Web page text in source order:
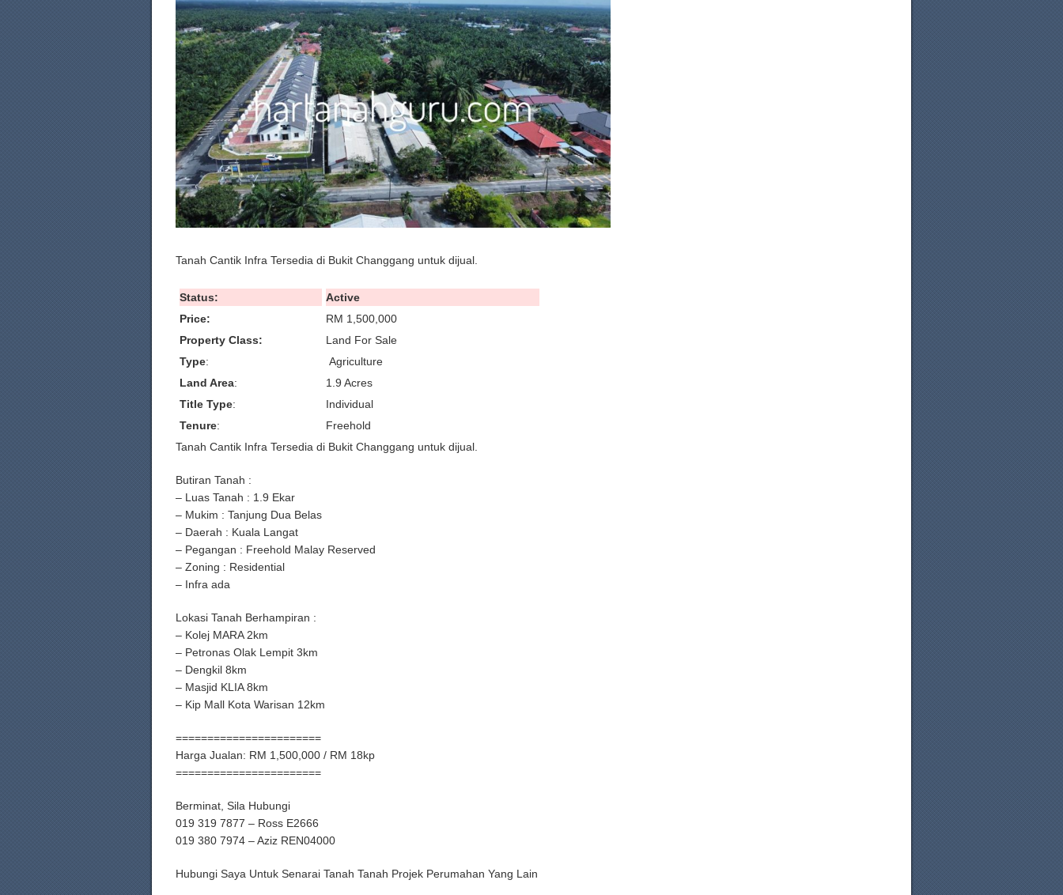
Tanah Cantik Infra Tersedia di Bukit Changgang untuk dijual.
Status:
Active
Price:
RM 1,500,000
Property Class:
Land For Sale
Type:
Agriculture
Land Area:
1.9 Acres
Title Type:
Individual
Tenure:
Freehold
Tanah Cantik Infra Tersedia di Bukit Changgang untuk dijual.
Butiran Tanah :
– Luas Tanah : 1.9 Ekar
– Mukim : Tanjung Dua Belas
– Daerah : Kuala Langat
– Pegangan : Freehold Malay Reserved
– Zoning : Residential
– Infra ada
Lokasi Tanah Berhampiran :
– Kolej MARA 2km
– Petronas Olak Lempit 3km
– Dengkil 8km
– Masjid KLIA 8km
– Kip Mall Kota Warisan 12km
=======================
Harga Jualan: RM 1,500,000 / RM 18kp
=======================
Berminat, Sila Hubungi
019 319 7877 – Ross E2666
019 380 7974 – Aziz REN04000
Hubungi Saya Untuk Senarai Tanah Tanah Projek Perumahan Yang Lain